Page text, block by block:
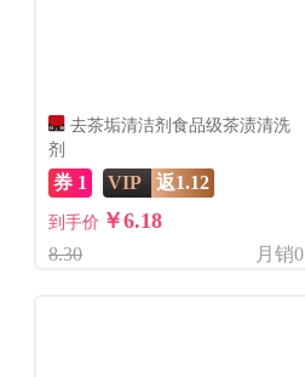
去茶垢清洁剂食品级茶渍清洗
剂
券 1 VIP 返1.12
到手价 ￥6.18
8.30 月销0